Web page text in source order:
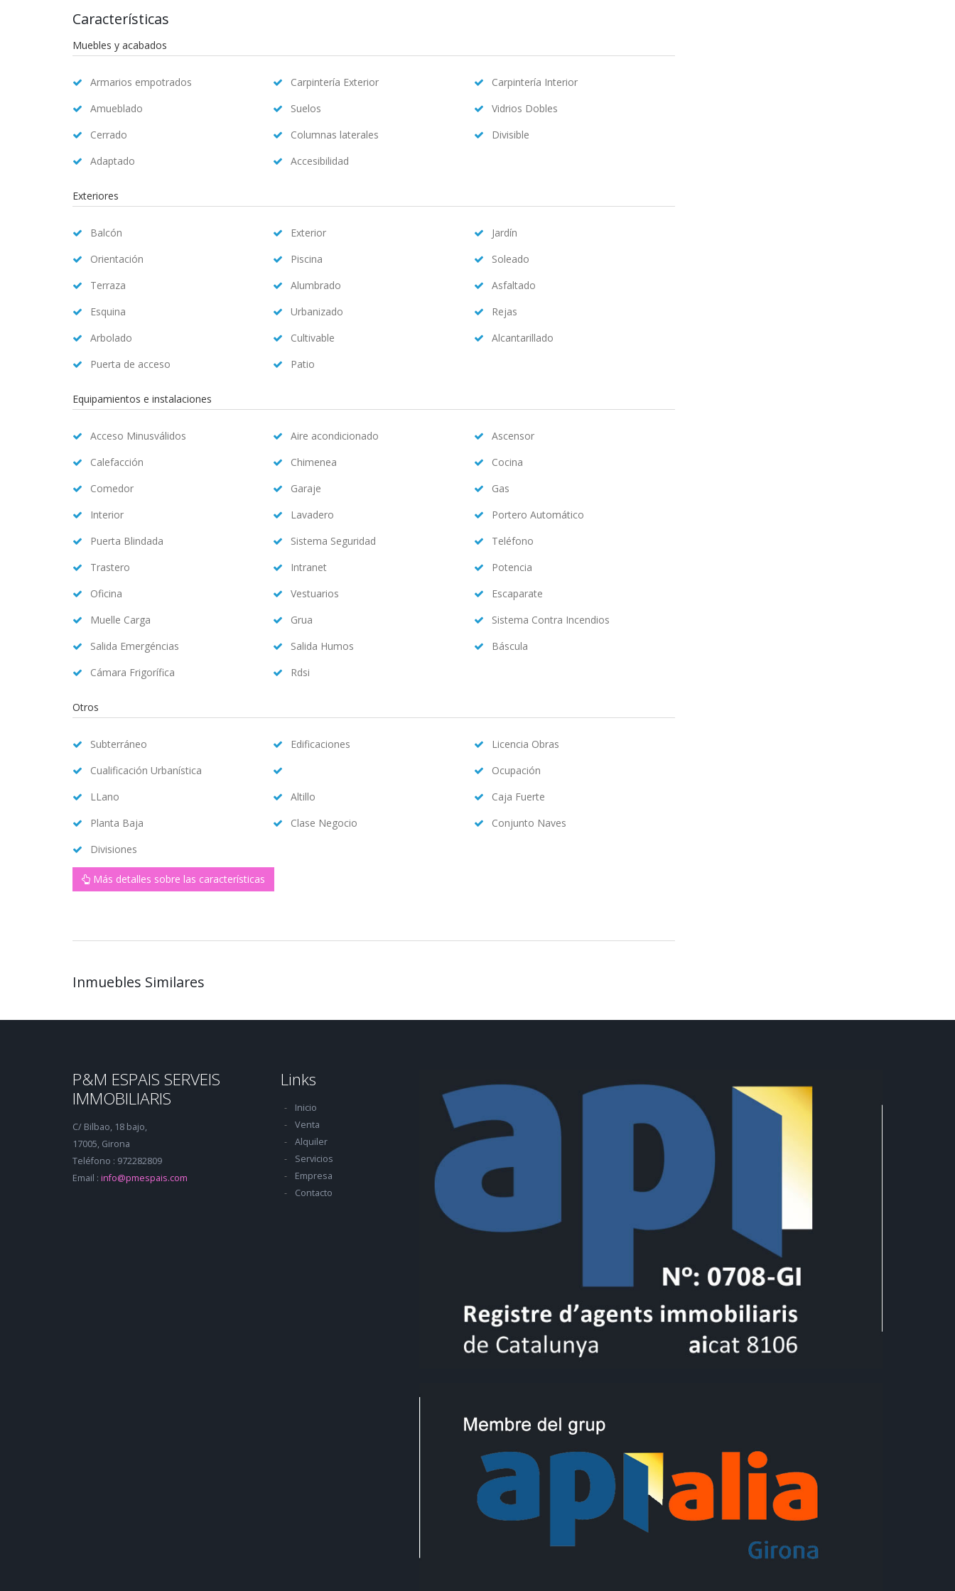
Características
Muebles y acabados
Armarios empotrados Carpintería Exterior
Carpintería Interior
Amueblado
Suelos
Vidrios Dobles
Cerrado
Columnas laterales
Divisible
Adaptado
Accesibilidad
Exteriores
Balcón Exterior
Jardín
Orientación
Piscina
Soleado
Terraza
Alumbrado
Asfaltado
Esquina
Urbanizado
Rejas
Arbolado
Cultivable
Alcantarillado
Puerta de acceso
Patio
Equipamientos e instalaciones
Acceso Minusválidos Aire acondicionado
Ascensor
Calefacción
Chimenea
Cocina
Comedor
Garaje
Gas
Interior
Lavadero
Portero Automático
Puerta Blindada
Sistema Seguridad
Teléfono
Trastero
Intranet
Potencia
Oficina
Vestuarios
Escaparate
Muelle Carga
Grua
Sistema Contra Incendios
Salida Emergéncias
Salida Humos
Báscula
Cámara Frigorífica
Rdsi
Otros
Subterráneo Edificaciones
Licencia Obras
Cualificación Urbanística
Ocupación
LLano
Altillo
Caja Fuerte
Planta Baja
Clase Negocio
Conjunto Naves
Divisiones
Más detalles sobre las características
Inmuebles Similares
P&M ESPAIS SERVEIS
IMMOBILIARIS
C/ Bilbao, 18 bajo,
17005, Girona
Teléfono : 972282809
Email : info@pmespais.com
Links
Inicio
Venta
Alquiler
Servicios
Empresa
Contacto